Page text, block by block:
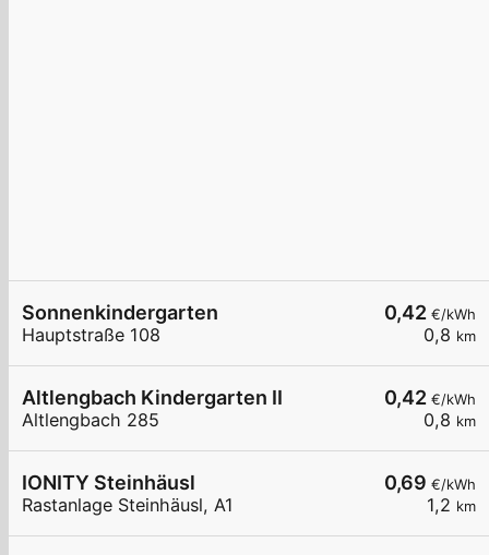
0,42 €/kWh
0,8 km
Sonnenkindergarten
Hauptstraße 108
0,42 €/kWh
0,8 km
Altlengbach Kindergarten II
Altlengbach 285
0,69 €/kWh
1,2 km
IONITY Steinhäusl
Rastanlage Steinhäusl, A1